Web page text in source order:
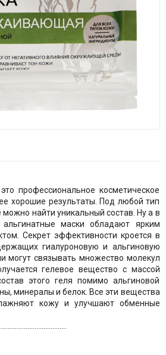
профессиональное косметическое
хорошие результаты. Под любой тип
найти уникальный состав. Ну а в
маски обладают ярким
Секрет эффективности кроется в
гиалуроновую и альгиновую
могут связывать множество молекул
гелевое вещество с массой
этого геля помимо альгиновой
минералы и белок. Все эти вещества
кожу и улучшают обменные